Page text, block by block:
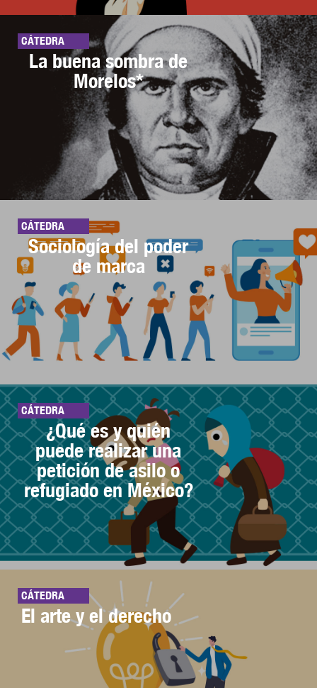
CÁTEDRA
La buena sombra de
Morelos*
CÁTEDRA
Sociología del poder
de marca
CÁTEDRA
¿Qué es y quién
puede realizar una
petición de asilo o
refugiado en México?
CÁTEDRA
El arte y el derecho